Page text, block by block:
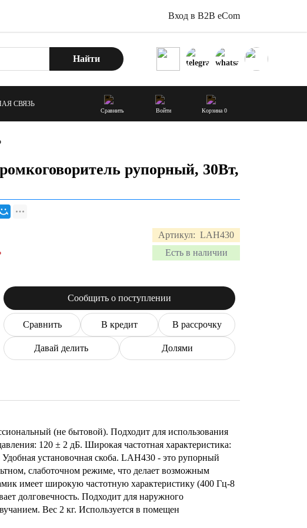
Вход в B2B eCom
Найти
СВЯЗЬ
Сравнить Войти Корзина 0
рупорный, 30Вт,
Артикул: LAH430
Есть в наличии
Сообщить о поступлении
Сравнить В кредит В рассрочку
Давай делить Долями
(не бытовой). Подходит для использования
120 ± 2 дБ. Широкая частотная характеристика:
установочная скоба. LAH430 - это рупорный
слаботочном режиме, что делает возможным
имеет широкую частотную характеристику (400 Гц-8
долговечность. Подходит для наружного
Вес 2 кг. Используется в помещен